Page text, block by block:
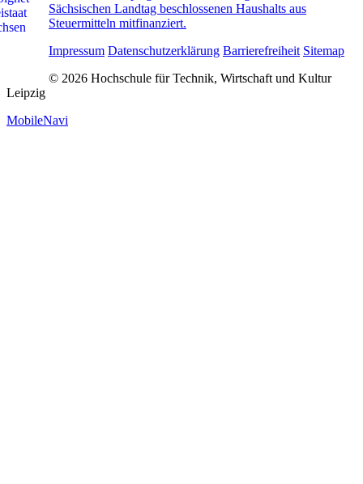
Sächsischen Landtag beschlossenen Haushalts aus
Steuermitteln mitfinanziert.
Impressum Datenschutzerklärung Barrierefreiheit Sitemap
© 2026 Hochschule für Technik, Wirtschaft und Kultur
Leipzig
MobileNavi